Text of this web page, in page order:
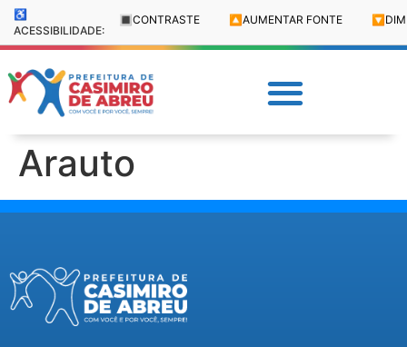
♿
ACESSIBILIDADE:
🔳 CONTRASTE 🔼 AUMENTAR FONTE 🔽
Arauto